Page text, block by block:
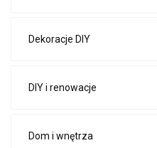
Dekoracje DIY
DIY i renowacje
Dom i wnętrza